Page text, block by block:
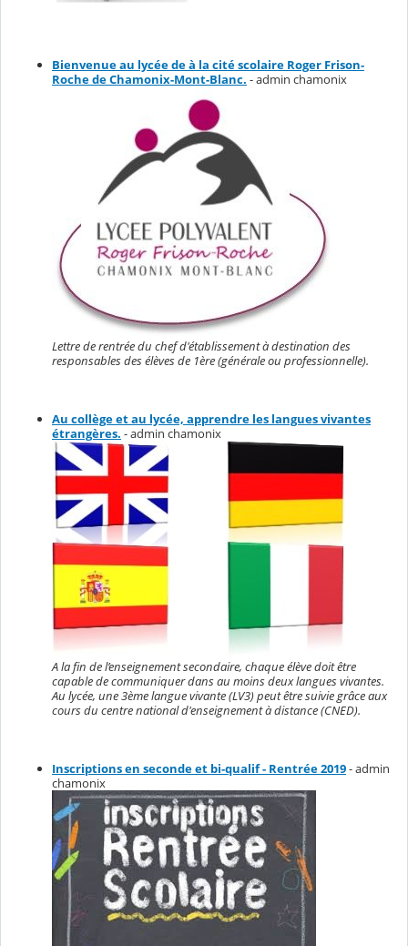
Bienvenue au lycée de à la cité scolaire Roger Frison-
Roche de Chamonix-Mont-Blanc. - admin chamonix
Lettre de rentrée du chef d'établissement à destination des
responsables des élèves de 1ère (générale ou professionnelle).
Au collège et au lycée, apprendre les langues vivantes
étrangères. - admin chamonix
A la fin de l’enseignement secondaire, chaque élève doit être
capable de communiquer dans au moins deux langues vivantes.
Au lycée, une 3ème langue vivante (LV3) peut être suivie grâce aux
cours du centre national d'enseignement à distance (CNED).
Inscriptions en seconde et bi-qualif - Rentrée 2019- admin
chamonix